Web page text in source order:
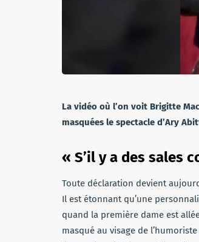
La vidéo où l’on voit Brigitte
masquées le spectacle d’Ary
« S’il y a des sales
Toute déclaration devient
Il est étonnant qu’une
quand la première dame est
masqué au visage de